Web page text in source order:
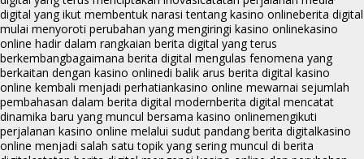
digital yang ikut membentuk narasi tentang kasino onlineberita digital
mulai menyoroti perubahan yang mengiringi kasino onlinekasino
online hadir dalam rangkaian berita digital yang terus
berkembangbagaimana berita digital mengulas fenomena yang
berkaitan dengan kasino onlinedi balik arus berita digital kasino
online kembali menjadi perhatiankasino online mewarnai sejumlah
pembahasan dalam berita digital modernberita digital mencatat
dinamika baru yang muncul bersama kasino onlinemengikuti
perjalanan kasino online melalui sudut pandang berita digitalkasino
online menjadi salah satu topik yang sering muncul di berita